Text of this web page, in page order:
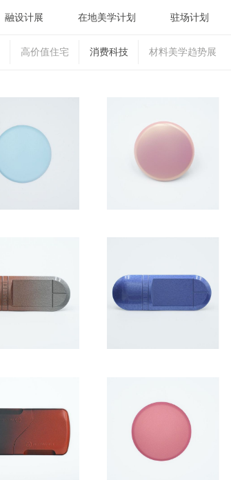
高价值住宅 消费科技 材料美学趋势展
融设计展 在地美学计划 驻场计划